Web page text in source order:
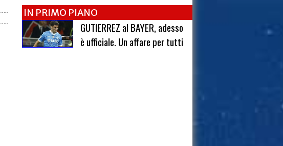
IN PRIMO PIANO
GUTIERREZ al BAYER, adesso
è ufficiale. Un affare per tutti